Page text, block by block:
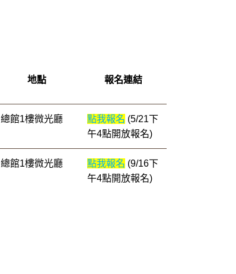
地點 報名連結
總館1樓微光廳 點我報名 (5/21下
午4點開放報名)
總館1樓微光廳 點我報名 (9/16下
午4點開放報名)